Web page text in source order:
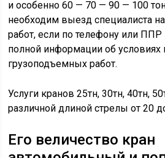
и особенно 60 — 70 — 90 — 100
необходим выезд специалиста
работ, если по телефону или
полной информации об условиях
грузоподъемных работ.
Услуги кранов 25тн, 30тн, 40тн,
различной длиной стрелы от 20
Его величество кран